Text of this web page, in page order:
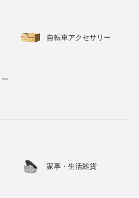
自転車アクセサリー
家事・生活雑貨